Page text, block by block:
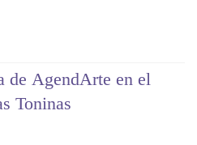
de AgendArte en el
Toninas